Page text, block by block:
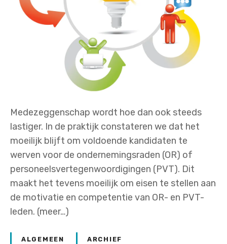
Medezeggenschap wordt hoe dan ook steeds
lastiger. In de praktijk constateren we dat het
moeilijk blijft om voldoende kandidaten te
werven voor de ondernemingsraden (OR) of
personeelsvertegenwoordigingen (PVT). Dit
maakt het tevens moeilijk om eisen te stellen aan
de motivatie en competentie van OR- en PVT-
leden. (meer…)
ALGEMEEN ARCHIEF